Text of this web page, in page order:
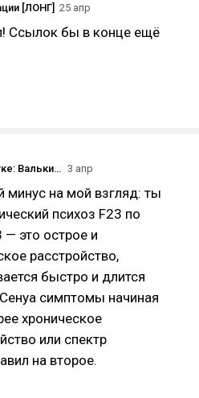
[ЛОНГ] 25 апр
Ссылок бы в конце ещё
Психоанализ на кушетке: Валькирия Шрёдингера 3 апр
на мой взгляд: ты
психоз F23 по
— это острое и
расстройство,
быстро и длится
симптомы начиная
хроническое
или спектр
на второе.